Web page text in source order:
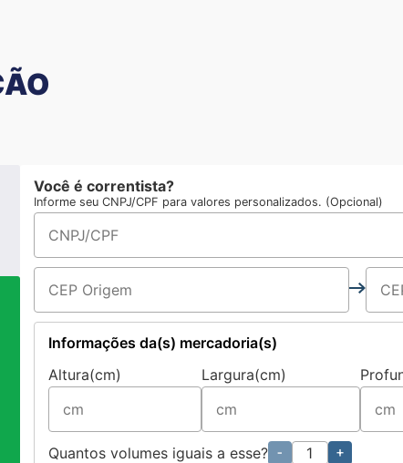
Você é correntista?
Informe seu CNPJ/CPF para valores personalizados. (Opcional)
Informações da(s) mercadoria(s)
Altura(cm)
Largura(cm)
Quantos volumes iguais a esse? - +